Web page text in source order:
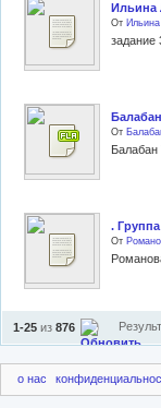
Ильина
От
задание
От
Балабан
.
От
1-25 из 876
о нас